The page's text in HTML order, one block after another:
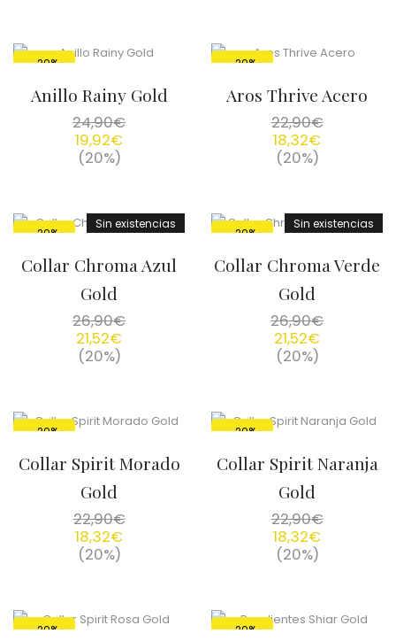
-20%
Anillo Rainy Gold
24,90€
19,92€
(20%)
-20%
Aros Thrive Acero
22,90€
18,32€
(20%)
Sin existencias
-20%
Collar Chroma Azul
Gold
26,90€
21,52€
(20%)
Sin existencias
-20%
Collar Chroma Verde
Gold
26,90€
21,52€
(20%)
-20%
Collar Spirit Morado
Gold
22,90€
18,32€
(20%)
-20%
Collar Spirit Naranja
Gold
22,90€
18,32€
(20%)
-20% -20%